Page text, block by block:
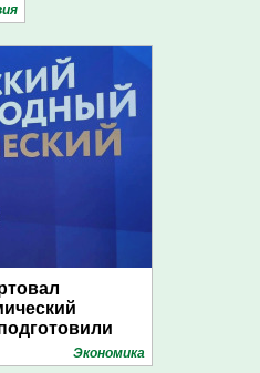
Экономика